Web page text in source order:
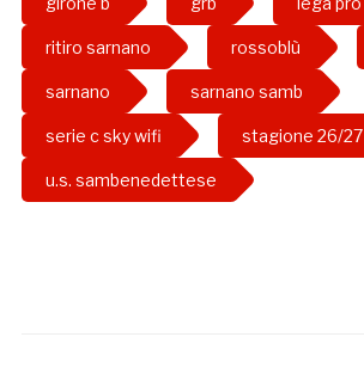
ritiro sarnano rossoblù
sarnano sarnano samb
serie c sky wifi stagione 26/27
u.s. sambenedettese